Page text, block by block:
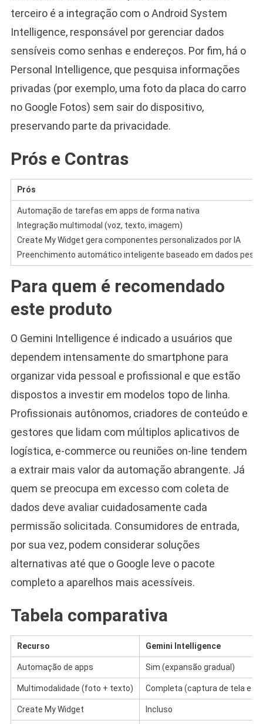
terceiro é a integração com o Android System
Intelligence, responsável por gerenciar dados
sensíveis como senhas e endereços. Por fim, há o
Personal Intelligence, que pesquisa informações
privadas (por exemplo, uma foto da placa do carro
no Google Fotos) sem sair do dispositivo,
preservando parte da privacidade.
Prós e Contras
Prós
Automação de tarefas em apps de forma nativa
Integração multimodal (voz, texto, imagem)
Create My Widget gera componentes personalizados por IA
Preenchimento automático inteligente baseado em dados
Para quem é recomendado
este produto
O Gemini Intelligence é indicado a usuários que
dependem intensamente do smartphone para
organizar vida pessoal e profissional e que estão
dispostos a investir em modelos topo de linha.
Profissionais autônomos, criadores de conteúdo e
gestores que lidam com múltiplos aplicativos de
logística, e-commerce ou reuniões on-line tendem
a extrair mais valor da automação abrangente. Já
quem se preocupa em excesso com coleta de
dados deve avaliar cuidadosamente cada
permissão solicitada. Consumidores de entrada,
por sua vez, podem considerar soluções
alternativas até que o Google leve o pacote
completo a aparelhos mais acessíveis.
Tabela comparativa
Recurso Gemini Intelligence
Automação de apps Sim (expansão gradual)
Multimodalidade (foto + texto) Completa (captura de tela e
Create My Widget Incluso